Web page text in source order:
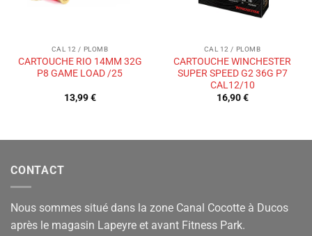
CAL 12 / PLOMB
CARTOUCHE RIO 14MM 32G
P8 GAME LOAD /25
13,99€
CAL 12 / PLOMB
CARTOUCHE WINCHESTER
SUPER SPEED G2 36G P7
CAL12/10
16,90€
CONTACT
Nous sommes situé dans la zone Canal Cocotte à Ducos
après le magasin Lapeyre et avant Fitness Park.